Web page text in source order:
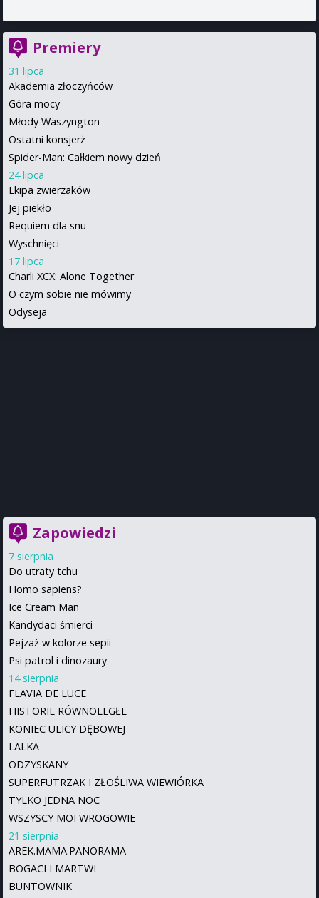
Premiery
31 lipca
Akademia złoczyńców
Góra mocy
Młody Waszyngton
Ostatni konsjerż
Spider-Man: Całkiem nowy dzień
24 lipca
Ekipa zwierzaków
Jej piekło
Requiem dla snu
Wyschnięci
17 lipca
Charli XCX: Alone Together
O czym sobie nie mówimy
Odyseja
Zapowiedzi
7 sierpnia
Do utraty tchu
Homo sapiens?
Ice Cream Man
Kandydaci śmierci
Pejzaż w kolorze sepii
Psi patrol i dinozaury
14 sierpnia
FLAVIA DE LUCE
HISTORIE RÓWNOLEGŁE
KONIEC ULICY DĘBOWEJ
LALKA
ODZYSKANY
SUPERFUTRZAK I ZŁOŚLIWA WIEWIÓRKA
TYLKO JEDNA NOC
WSZYSCY MOI WROGOWIE
21 sierpnia
AREK.MAMA.PANORAMA
BOGACI I MARTWI
BUNTOWNIK